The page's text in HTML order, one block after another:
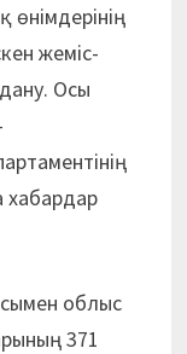
жеміс-
Осы
облыс
371